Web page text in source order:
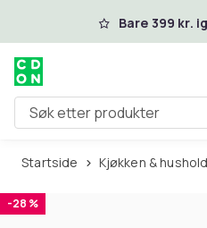
Hopp til hovedinnhold
Bare 399 kr.
Søk etter produkter
Startside Kjøkken &
-28 %